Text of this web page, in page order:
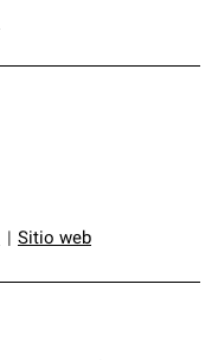
Sitio web